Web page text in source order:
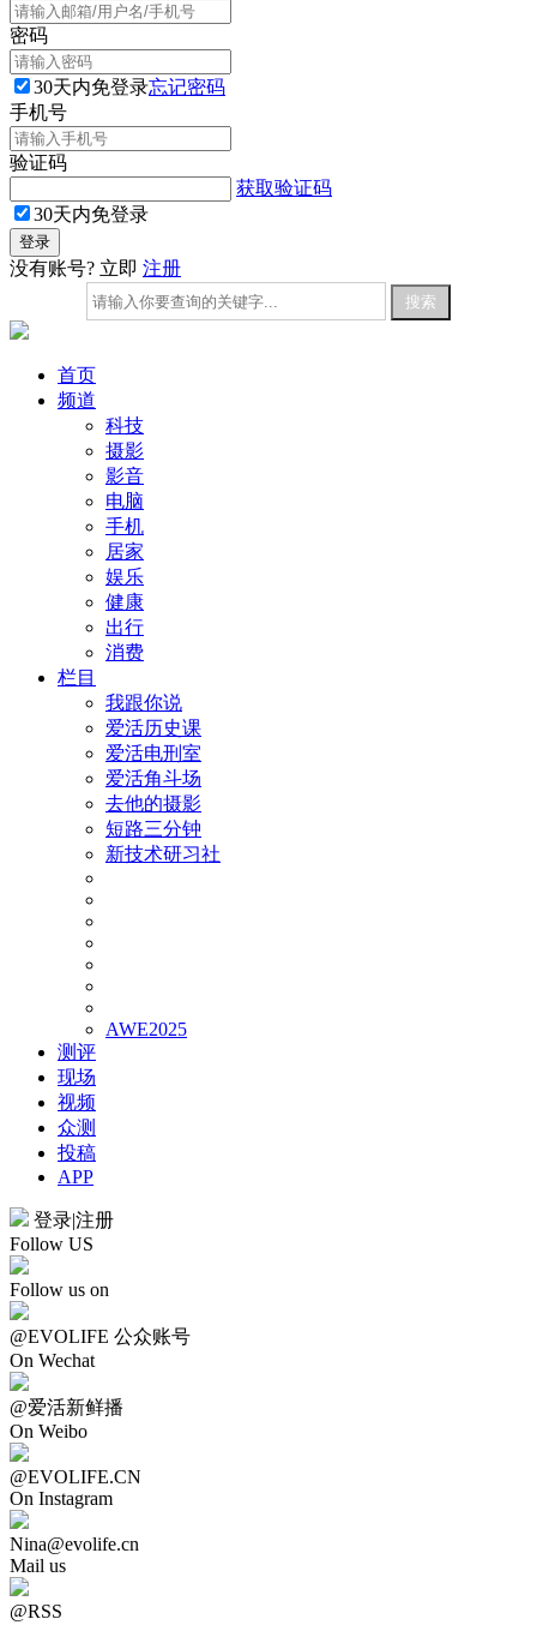
密码
30天内免登录忘记密码
手机号
验证码
获取验证码
30天内免登录
没有账号? 立即 注册
首页
频道
科技
摄影
影音
电脑
手机
居家
娱乐
健康
出行
消费
栏目
我跟你说
爱活历史课
爱活电刑室
爱活角斗场
去他的摄影
短路三分钟
新技术研习社
AWE2025
测评
现场
视频
众测
投稿
APP
登录|注册
Follow US
Follow us on
@EVOLIFE 公众账号
On Wechat
@爱活新鲜播
On Weibo
@EVOLIFE.CN
On Instagram
Nina@evolife.cn
Mail us
@RSS